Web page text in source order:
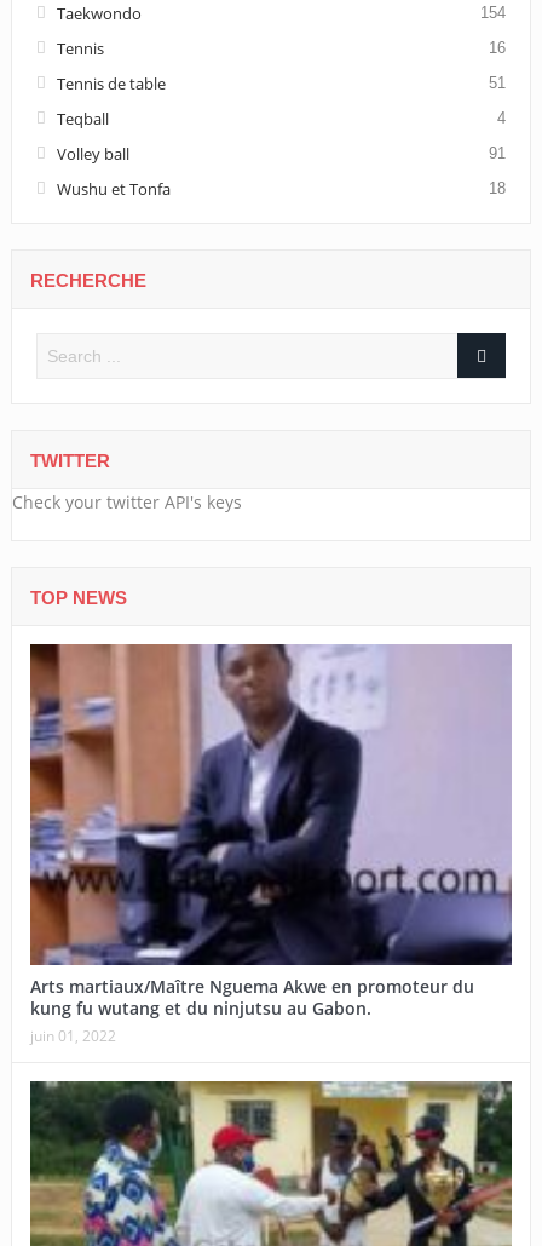
Taekwondo 154
Tennis 16
Tennis de table 51
Teqball 4
Volley ball 91
Wushu et Tonfa 18
RECHERCHE
TWITTER
Check your twitter API's keys
TOP NEWS
Arts martiaux/Maître Nguema Akwe en promoteur du
kung fu wutang et du ninjutsu au Gabon.
juin 01, 2022